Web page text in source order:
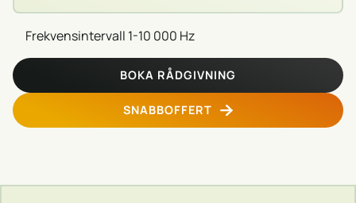
Frekvensintervall 1-10 000 Hz
BOKA RÅDGIVNING
SNABBOFFERT